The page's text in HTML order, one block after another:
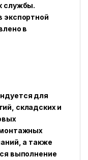
службы.
экспортной
в
для
складских и
а также
выполнение